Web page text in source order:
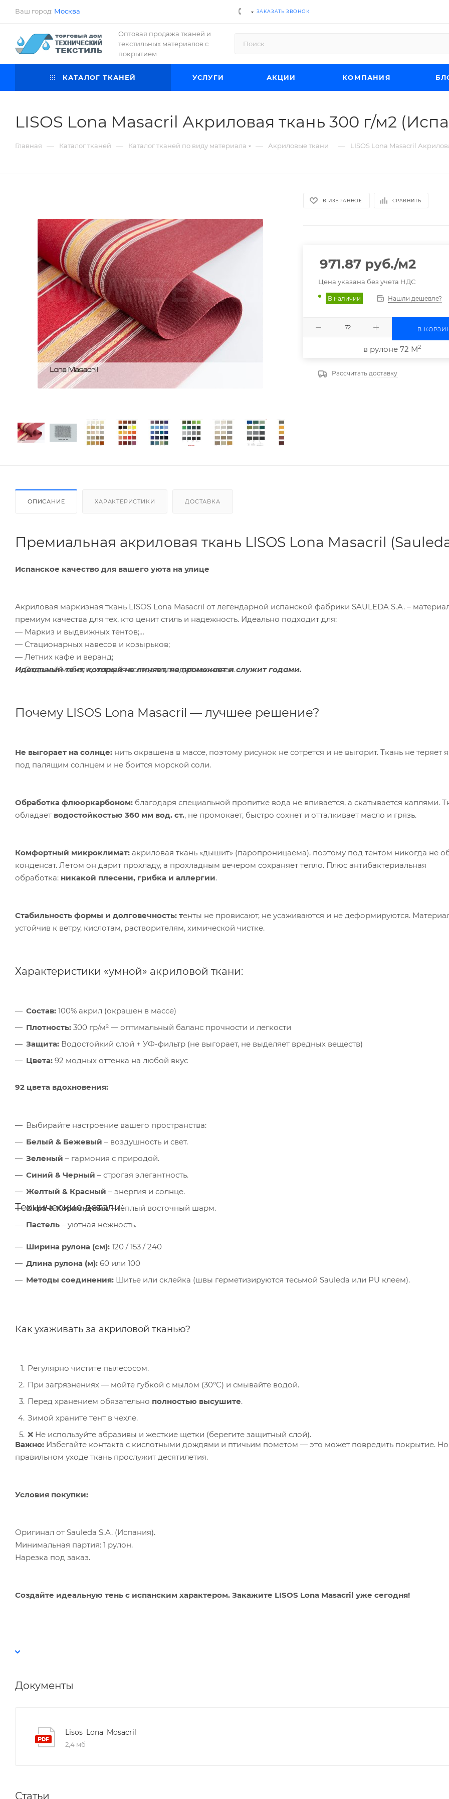
Ваш город: Москва ЗАКАЗАТЬ ЗВОНОК
Оптовая продажа тканей и
текстильных материалов с
покрытием
КАТАЛОГ ТКАНЕЙ УСЛУГИ АКЦИИ КОМПАНИЯ
LISOS Lona Masacril Акриловая ткань 300 г/м2
Главная — Каталог тканей — Каталог тканей по виду материала — Акриловые ткани — LISOS Lona Masacril
В ИЗБРАННОЕ СРАВНИТЬ
971.87 руб./м2
Цена указана без учета НДС
В наличии Нашли дешевле?
В
в рулоне 72 М2
Рассчитать доставку
ОПИСАНИЕ ХАРАКТЕРИСТИКИ ДОСТАВКА
Премиальная акриловая ткань LISOS Lona Masacril
Испанское качество для вашего уюта на улице
Акриловая маркизная ткань LISOS Lona Masacril от легендарной испанской фабрики SAULEDA S.A. –
премиум качества для тех, кто ценит стиль и надежность. Идеально подходит для:
— Маркиз и выдвижных тентов;
— Стационарных навесов и козырьков;
— Летних кафе и веранд;
— Садовой мебели, которая всегда выглядит как новая.
Идеальный тент, который не линяет, не промокает и служит годами.
Почему LISOS Lona Masacril — лучшее решение?
Не выгорает на солнце: нить окрашена в массе, поэтому рисунок не сотрется и не выгорит. Ткань не теряет
под палящим солнцем и не боится морской соли.
Обработка флюоркарбоном: благодаря специальной пропитке вода не впивается, а скатывается каплями.
обладает водостойкостью 360 мм вод. ст., не промокает, быстро сохнет и отталкивает масло и грязь.
Комфортный микроклимат: акриловая ткань «дышит» (паропроницаема), поэтому под тентом никогда не
конденсат. Летом он дарит прохладу, а прохладным вечером сохраняет тепло. Плюс антибактериальная
обработка: никакой плесени, грибка и аллергии.
Стабильность формы и долговечность: тенты не провисают, не усаживаются и не деформируются.
устойчив к ветру, кислотам, растворителям, химической чистке.
Характеристики «умной» акриловой ткани:
Состав: 100% акрил (окрашен в массе)
Плотность: 300 гр/м² — оптимальный баланс прочности и легкости
Защита: Водостойкий слой + УФ-фильтр (не выгорает, не выделяет вредных веществ)
Цвета: 92 модных оттенка на любой вкус
92 цвета вдохновения:
Выбирайте настроение вашего пространства:
Белый & Бежевый – воздушность и свет.
Зеленый – гармония с природой.
Синий & Черный – строгая элегантность.
Желтый & Красный – энергия и солнце.
Охра & Коричневый– теплый восточный шарм.
Пастель – уютная нежность.
Технические детали:
Ширина рулона (см): 120 / 153 / 240
Длина рулона (м): 60 или 100
Методы соединения: Шитье или склейка (швы герметизируются тесьмой Sauleda или PU клеем).
Как ухаживать за акриловой тканью?
Регулярно чистите пылесосом.
При загрязнениях — мойте губкой с мылом (30°C) и смывайте водой.
Перед хранением обязательно полностью высушите.
Зимой храните тент в чехле.
❌ Не используйте абразивы и жесткие щетки (берегите защитный слой).
Важно: Избегайте контакта с кислотными дождями и птичьим пометом — это может повредить покрытие.
правильном уходе ткань прослужит десятилетия.
Условия покупки:
Оригинал от Sauleda S.A. (Испания).
Минимальная партия: 1 рулон.
Нарезка под заказ.
Создайте идеальную тень с испанским характером. Закажите LISOS Lona Masacril уже сегодня!
Документы
Lisos_Lona_Mosacril
2,4 мб
Статьи